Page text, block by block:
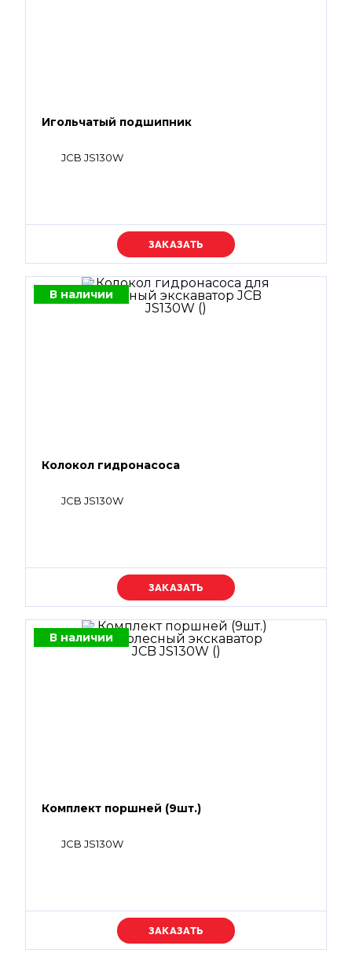
Игольчатый подшипник
JCB JS130W
Уточняйте цену
В наличии
Колокол гидронасоса
JCB JS130W
Уточняйте цену
В наличии
Комплект поршней (9шт.)
JCB JS130W
Уточняйте цену